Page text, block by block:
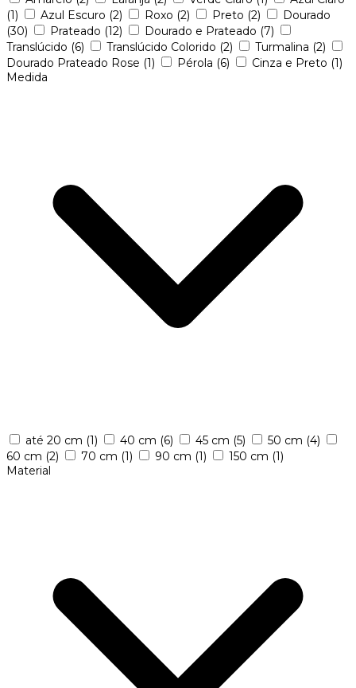
(1)
Azul Escuro (2) Roxo (2) Preto (2)
Dourado
(30)
Prateado (12) Dourado e Prateado (7)
Translúcido (6) Translúcido Colorido (2) Turmalina (2)
Dourado Prateado Rose (1) Pérola (6) Cinza e Preto (1)
Medida
até 20 cm (1) 40 cm (6) 45 cm (5) 50 cm (4)
60 cm (2) 70 cm (1) 90 cm (1) 150 cm (1)
Material